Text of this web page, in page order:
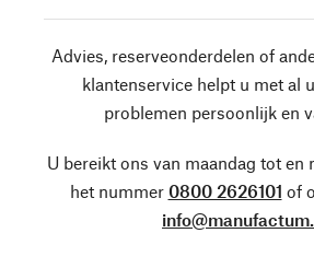
Advies, reserveonderdelen of
klantenservice helpt u met al
problemen persoonlijk en
U bereikt ons van maandag tot en
het nummer 0800 2626101 of